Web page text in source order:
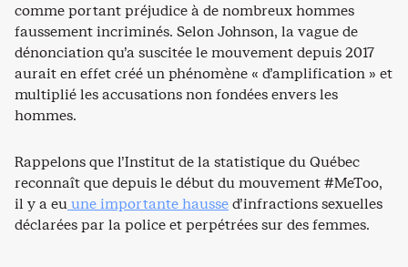
comme portant préjudice à de nombreux hommes
faussement incriminés. Selon Johnson, la vague de
dénonciation qu’a suscitée le mouvement depuis 2017
aurait en effet créé un phénomène « d’amplification » et
multiplié les accusations non fondées envers les
hommes.
Rappelons que l’Institut de la statistique du Québec
reconnaît que depuis le début du mouvement #MeToo,
il y a euune importante haussed’infractions sexuelles
déclarées par la police et perpétrées sur des femmes.